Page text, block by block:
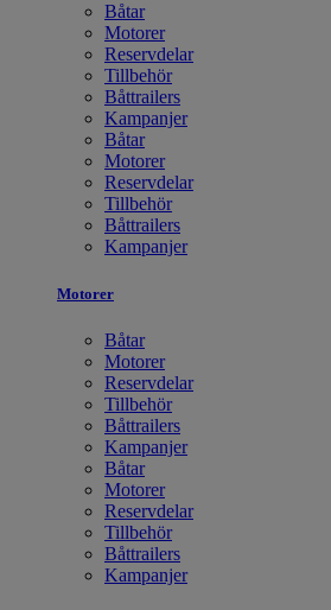
Båtar
Motorer
Reservdelar
Tillbehör
Båttrailers
Kampanjer
Båtar
Motorer
Reservdelar
Tillbehör
Båttrailers
Kampanjer
Motorer
Båtar
Motorer
Reservdelar
Tillbehör
Båttrailers
Kampanjer
Båtar
Motorer
Reservdelar
Tillbehör
Båttrailers
Kampanjer